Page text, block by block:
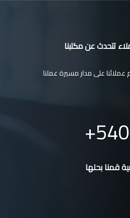
تتحدث عن مكتبنا
على مدار مسيرة عملنا
قمنا بحلها